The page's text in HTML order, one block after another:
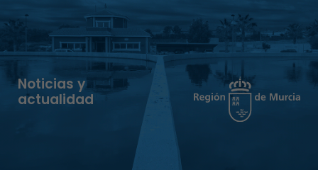
Noticias y
actualidad